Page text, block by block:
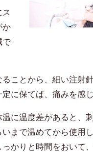
か
で
ことから、細い注射
に保てば、痛みを感じ
に温度差があると、
まで温めてから使用
かりと時間をおいて